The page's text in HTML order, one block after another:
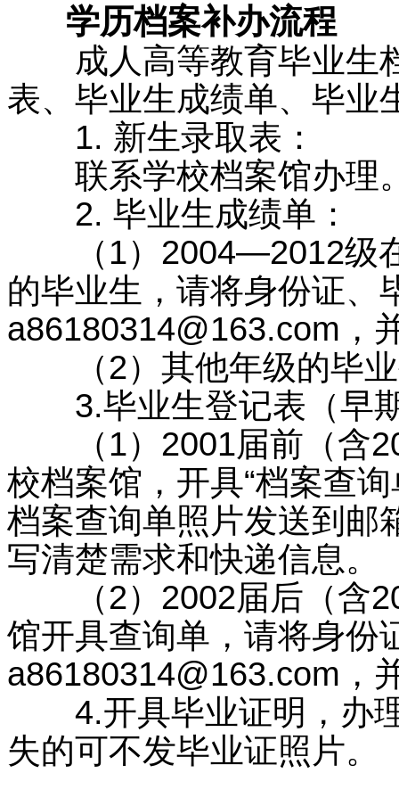
学历档案补办流程
成人高等教育毕业生
表、毕业生成绩单、毕业
1. 新生录取表：
联系学校档案馆办理
2. 毕业生成绩单：
（1）2004—2012级在
的毕业生，请将身份证、
a86180314@163.com，
（2）其他年级的毕业
3.毕业生登记表（早
（1）2001届前（含
校档案馆，开具“档案查
档案查询单照片发送到邮
写清楚需求和快递信息。
（2）2002届后（含
馆开具查询单，请将身份
a86180314@163.com，
4.开具毕业证明，办理
失的可不发毕业证照片。